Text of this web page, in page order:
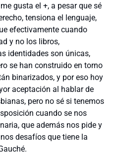
gusta el +, a pesar que sé
tensiona el lenguaje,
efectivamente cuando
y no los libros,
identidades son únicas,
se han construido en torno
binarizados, y por eso hoy
aceptación al hablar de
pero no sé si tenemos
cuando se nos
que además nos pide y
desafíos que tiene la